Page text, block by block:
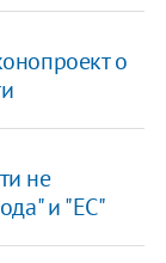
о
не
и "ЕС"